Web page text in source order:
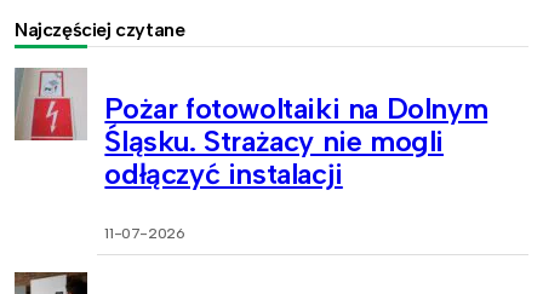
Najczęściej czytane
Pożar fotowoltaiki na Dolnym
Śląsku. Strażacy nie mogli
odłączyć instalacji
11-07-2026